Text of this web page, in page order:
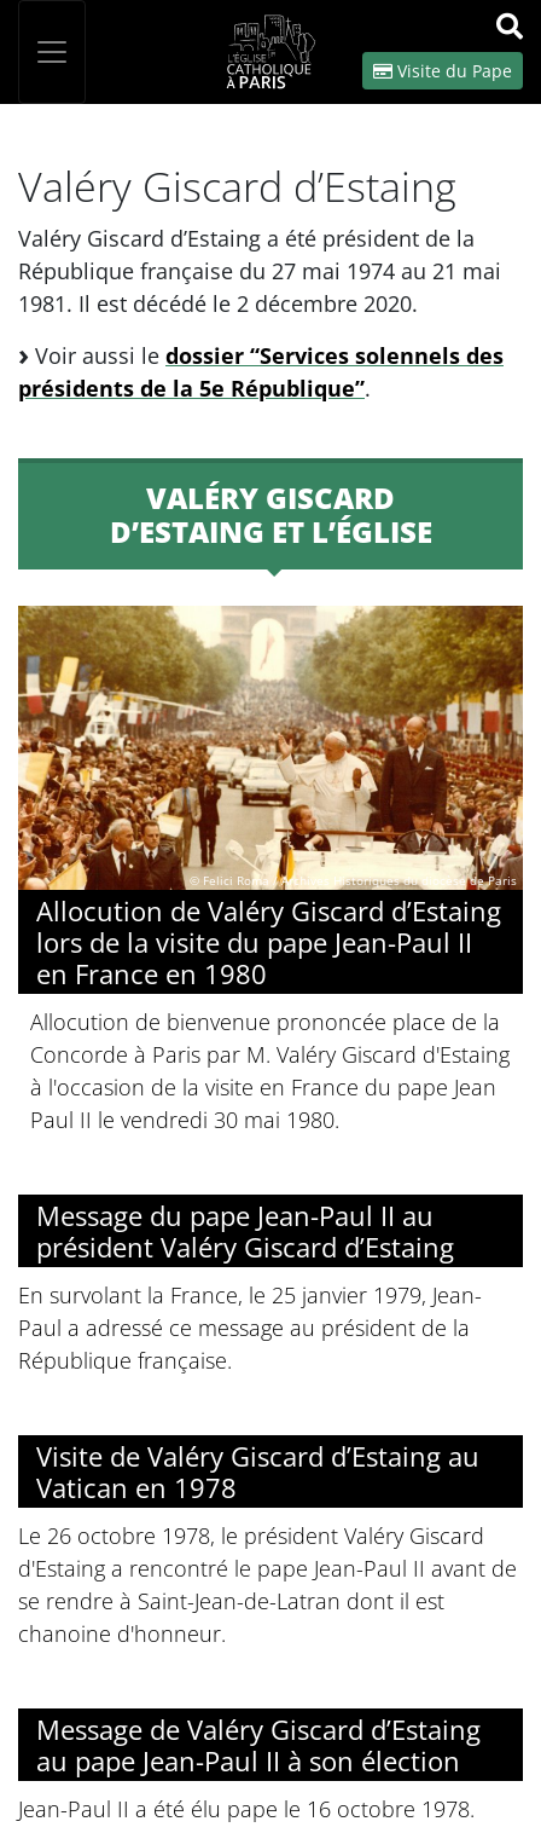
OK
Visite du Pape
Valéry Giscard d’Estaing
Valéry Giscard d’Estaing a été président de la
République française du 27 mai 1974 au 21 mai
1981. Il est décédé le 2 décembre 2020.
Voir aussi le dossier “Services solennels des
présidents de la 5e République”.
VALÉRY GISCARD
D’ESTAING ET L’ÉGLISE
© Felici Roma / Archives Historiques du diocèse de Paris
Allocution de Valéry Giscard d’Estaing
lors de la visite du pape Jean-Paul II
en France en 1980
Allocution de bienvenue prononcée place de la
Concorde à Paris par M. Valéry Giscard d'Estaing
à l'occasion de la visite en France du pape Jean
Paul II le vendredi 30 mai 1980.
Message du pape Jean-Paul II au
président Valéry Giscard d’Estaing
En survolant la France, le 25 janvier 1979, Jean-
Paul a adressé ce message au président de la
République française.
Visite de Valéry Giscard d’Estaing au
Vatican en 1978
Le 26 octobre 1978, le président Valéry Giscard
d'Estaing a rencontré le pape Jean-Paul II avant de
se rendre à Saint-Jean-de-Latran dont il est
chanoine d'honneur.
Message de Valéry Giscard d’Estaing
au pape Jean-Paul II à son élection
Jean-Paul II a été élu pape le 16 octobre 1978.
Panneau de gestion des cookies